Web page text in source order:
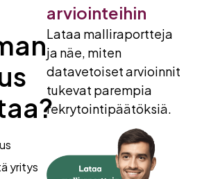
yritys
arviointeihin
Lataa malliraportteja
ja näe, miten
datavetoiset arvioinnit
tukevat parempia
rekrytointipäätöksiä.